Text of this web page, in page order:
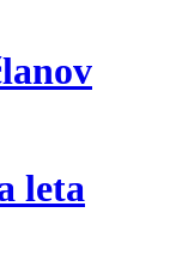
leta